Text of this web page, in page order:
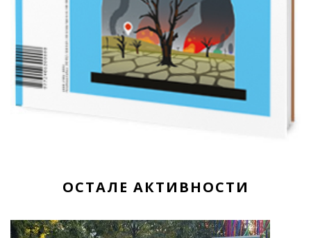
ОСТАЛЕ АКТИВНОСТИ